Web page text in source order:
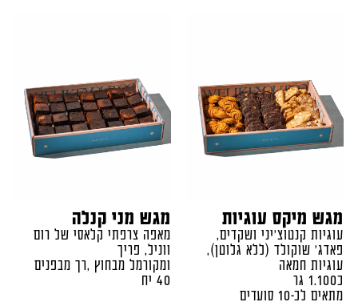
מגש מיקס עוגיות
עוגיות קנטוצ'יני ושקדים,
פאדג' שוקולד (ללא גלוטן),
עוגיות חמאה
כ1.100 גר
מתאים לכ-10 סועדים
מגש מני קנלה
מאפה צרפתי קלאסי של רום
ווניל, פריך
ומקורמל מבחוץ ,רך מבפנים
40 יח